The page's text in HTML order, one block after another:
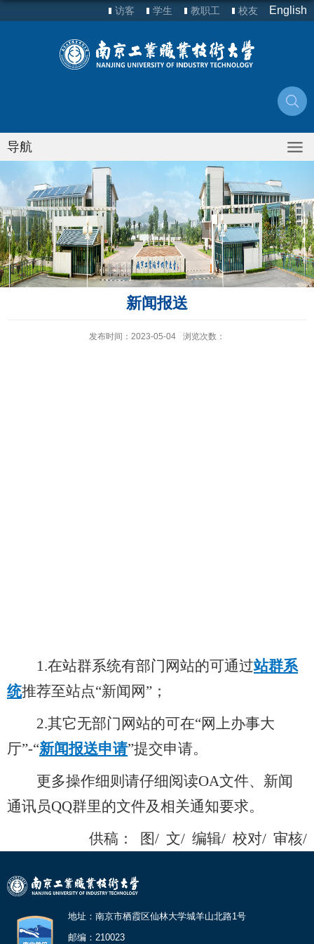
访客 学生 教职工 校友 English
导航
新闻报送
发布时间：2023-05-04 浏览次数：
1.在站群系统有部门网站的可通过站群系
统推荐至站点“新闻网”；
2.其它无部门网站的可在“网上办事大
厅”-“新闻报送申请”提交申请。
更多操作细则请仔细阅读OA文件、新闻
通讯员QQ群里的文件及相关通知要求。
供稿：
图/ 文/ 编辑/ 校对/ 审核/
地址：南京市栖霞区仙林大学城羊山北路1号
邮编：210023